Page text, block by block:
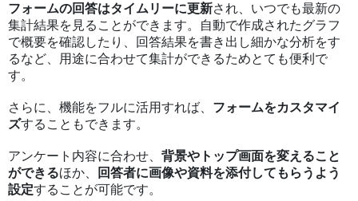
フォームの回答はタイムリーに更新され、いつでも最新の
集計結果を見ることができます。自動で作成されたグラフ
で概要を確認したり、回答結果を書き出し細かな分析をす
るなど、用途に合わせて集計ができるためとても便利で
す。
さらに、機能をフルに活用すれば、 フォームをカスタマイ
ズすることもできます。
アンケート内容に合わせ、 背景やトップ画面を変えること
ができるほか、
回答者に画像や資料を添付してもらうよう
設定することが可能です。